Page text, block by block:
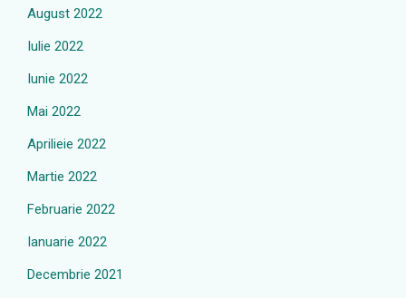
August 2022
Iulie 2022
Iunie 2022
Mai 2022
Aprilieie 2022
Martie 2022
Februarie 2022
Ianuarie 2022
Decembrie 2021